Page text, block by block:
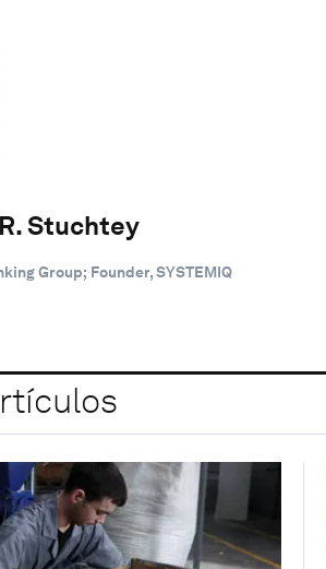
Stuchtey
Group; Founder, SYSTEMIQ